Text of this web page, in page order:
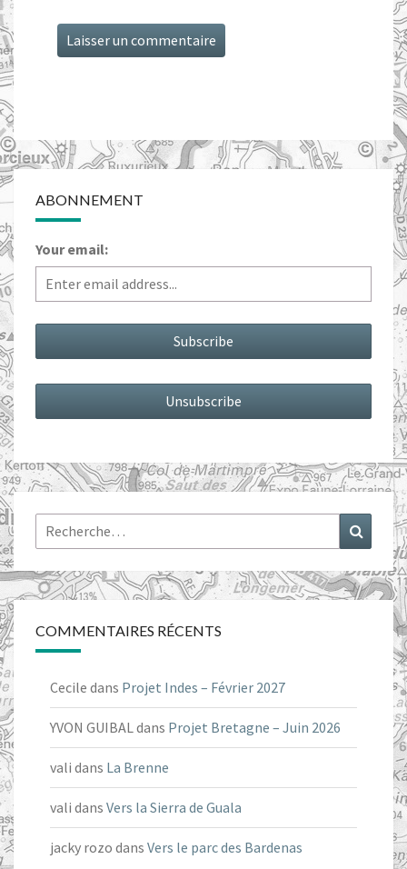
ABONNEMENT
Your email:
Rechercher :
COMMENTAIRES RÉCENTS
Cecile dans Projet Indes – Février 2027
YVON GUIBALdans Projet Bretagne – Juin 2026
vali dans La Brenne
vali dans Vers la Sierra de Guala
jacky rozo dans Vers le parc des Bardenas